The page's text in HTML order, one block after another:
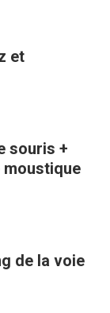
et
souris +
moustique
de la voie